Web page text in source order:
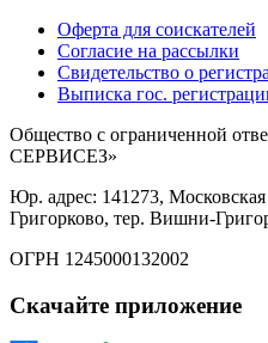
Оферта для соискателей
Согласие на рассылки
Свидетельство о
Выписка гос.
Общество с ограниченной
СЕРВИСЕЗ»
Юр. адрес: 141273,
Григорково, тер. Вишни-
ОГРН 1245000132002
Скачайте приложение